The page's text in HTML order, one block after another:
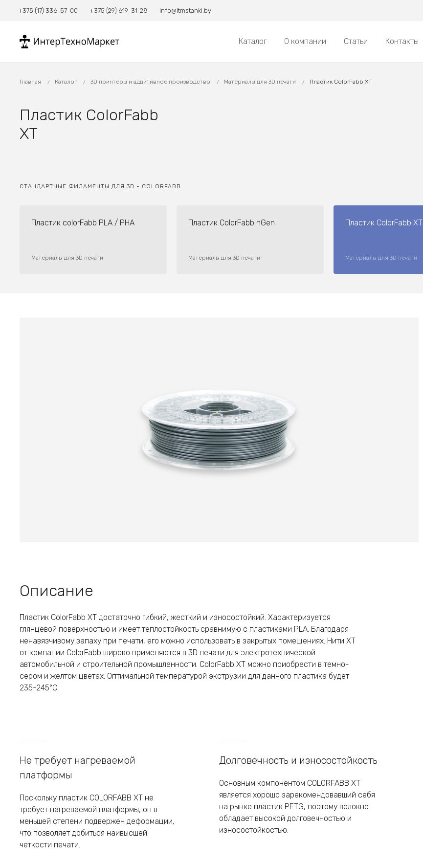
+375 (17) 336-57-00 +375 (29) 619-31-28 info@itmstanki.by
Каталог О компании Статьи Контакты
Главная Каталог 3D принтеры и аддитивное производство Материалы для 3D печати Пластик ColorFabb XT
Пластик ColorFabb
XT
СТАНДАРТНЫЕ ФИЛАМЕНТЫ ДЛЯ 3D - COLORFABB
Пластик colorFabb PLA / PHA
Материалы для 3D печати
Пластик ColorFabb nGen
Материалы для 3D печати
Пластик ColorFabb XT
Материалы для 3D печати
Описание
Пластик ColorFabb XT достаточно гибкий, жесткий и износостойкий. Характеризуется
глянцевой поверхностью и имеет теплостойкость сравнимую с пластиками PLA. Благодаря
ненавязчивому запаху при печати, его можно использовать в закрытых помещениях. Нити XT
от компании ColorFabb широко применяются в 3D печати для электротехнической
автомобильной и строительной промышленности. ColorFabb XT можно приобрести в темно-
сером и желтом цветах. Оптимальной температурой экструзии для данного пластика будет
235-245°C.
Не требует нагреваемой
платформы
Поскольку пластик COLORFABB XT не
требует нагреваемой платформы, он в
меньшей степени подвержен деформации,
что позволяет добиться наивысшей
четкости печати.
Долговечность и износостойкость
Основным компонентом COLORFABB XT
является хорошо зарекомендовавший себя
на рынке пластик PETG, поэтому волокно
обладает высокой долговечностью и
износостойкостью.